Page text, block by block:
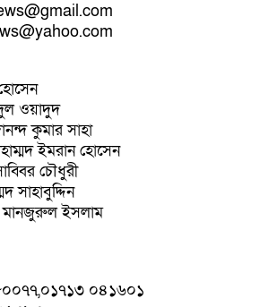
ওয়াদুদ
কুমার সাহা
ইমরান হোসেন
চৌধুরী
সাহাবুদ্দিন
মানজুরুল ইসলাম
০৪১৬০১